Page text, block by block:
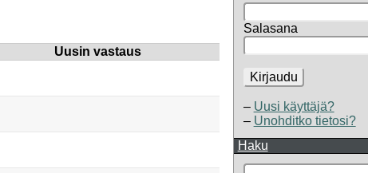
Salasana
Kirjaudu
Uusi käyttäjä?
Unohditko tietosi?
Haku
Uusin vastaus